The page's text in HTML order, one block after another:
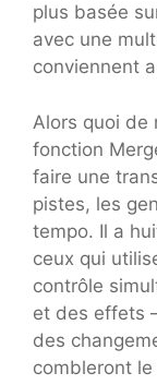
plus basée
avec une
conviennent
Alors quoi de
fonction
faire une
pistes, les
tempo. Il a
ceux qui
contrôle
et des effets
des
combleront